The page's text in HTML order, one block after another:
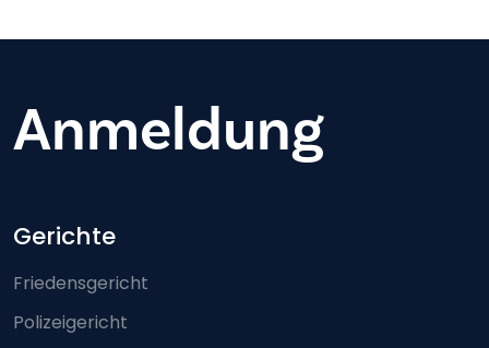
Anmeldung
Footer-menu
Gerichte
Friedensgericht
Polizeigericht